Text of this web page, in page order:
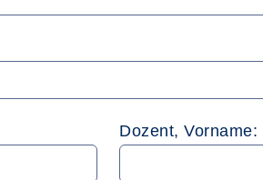
Dozent, Vorname: